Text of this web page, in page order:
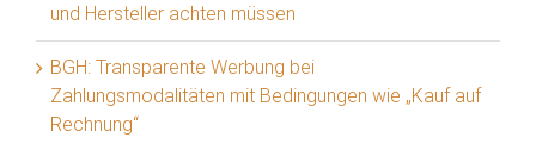
und Hersteller achten müssen
BGH: Transparente Werbung bei
Zahlungsmodalitäten mit Bedingungen wie „Kauf auf
Rechnung“